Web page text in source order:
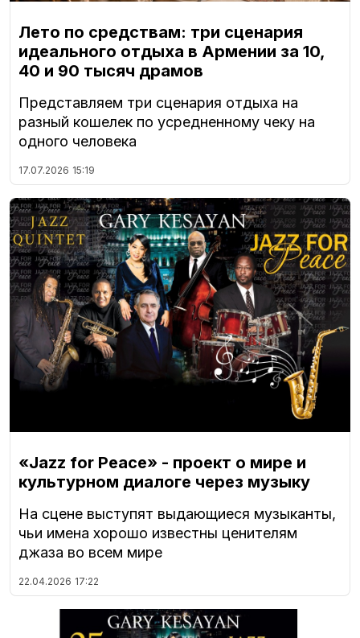
Лето по средствам: три сценария
идеального отдыха в Армении за 10,
40 и 90 тысяч драмов
Представляем три сценария отдыха на
разный кошелек по усредненному чеку на
одного человека
17.07.2026 15:19
«Jazz for Peace» - проект о мире и
культурном диалоге через музыку
На сцене выступят выдающиеся музыканты,
чьи имена хорошо известны ценителям
джаза во всем мире
22.04.2026 17:22